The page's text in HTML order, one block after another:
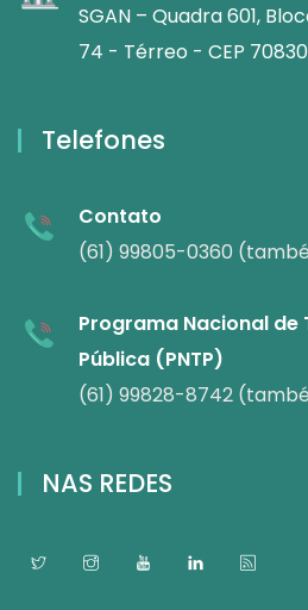
SGAN – Quadra 601,
74 - Térreo - CEP
Telefones
Contato
(61) 99805-0360
Programa Nacional
Pública (PNTP)
(61) 99828-8742
NAS REDES